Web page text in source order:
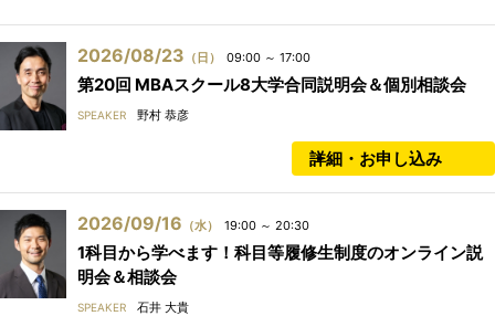
2026/08/23 （日） 09:00 ～ 17:00
第20回 MBAスクール8大学合同説明会＆個別相談会
SPEAKER 野村 恭彦
詳細・お申し込み
2026/09/16 （水） 19:00 ～ 20:30
1科目から学べます！科目等履修生制度のオンライン説
明会＆相談会
SPEAKER 石井 大貴